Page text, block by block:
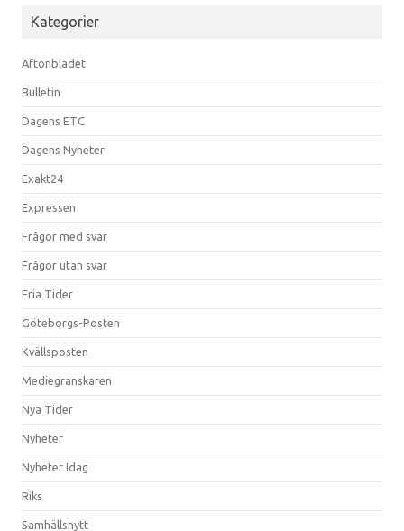
Kategorier
Aftonbladet
Bulletin
Dagens ETC
Dagens Nyheter
Exakt24
Expressen
Frågor med svar
Frågor utan svar
Fria Tider
Göteborgs-Posten
Kvällsposten
Mediegranskaren
Nya Tider
Nyheter
Nyheter Idag
Riks
Samhällsnytt